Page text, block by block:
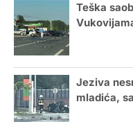
Teška
Jeziva
mladića,